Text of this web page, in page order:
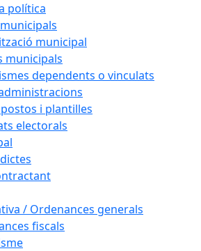
política
municipal
municipals
dependents o vinculats
i plantilles
electorals
/ Ordenances generals
fiscals